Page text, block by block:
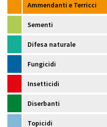
Ammendanti e Terricci
Sementi
Difesa naturale
Fungicidi
Insetticidi
Diserbanti
Topicidi